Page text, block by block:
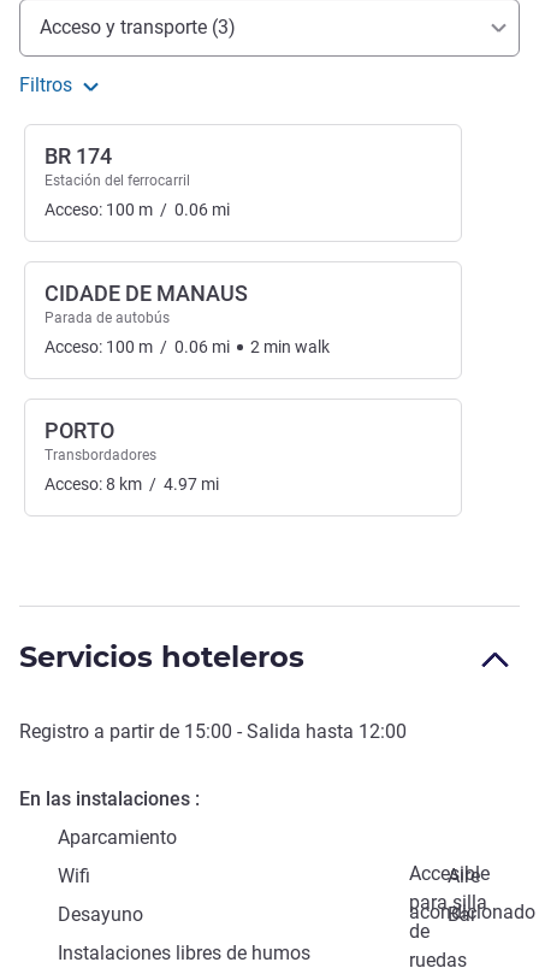
Acceso y transporte
Acceso y transporte (3)
Filtros
BR 174
Estación del ferrocarril
Acceso: 100 m / 0.06 mi
CIDADE DE MANAUS
Parada de autobús
Acceso: 100 m / 0.06 mi 2 min walk
PORTO
Transbordadores
Acceso:8 km / 4.97 mi
Servicios hoteleros
Registro a partir de 15:00 - Salida hasta 12:00
En las instalaciones
Aparcamiento
Accesible
para silla
de
ruedas
Wifi
Aire
acondicionado
Desayuno
Bar
Instalaciones libres de humos